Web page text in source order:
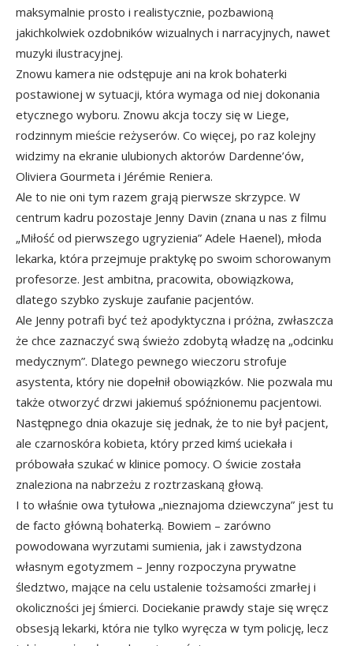
maksymalnie prosto i realistycznie, pozbawioną
jakichkolwiek ozdobników wizualnych i narracyjnych, nawet
muzyki ilustracyjnej.
Znowu kamera nie odstępuje ani na krok bohaterki
postawionej w sytuacji, która wymaga od niej dokonania
etycznego wyboru. Znowu akcja toczy się w Liege,
rodzinnym mieście reżyserów. Co więcej, po raz kolejny
widzimy na ekranie ulubionych aktorów Dardenne’ów,
Oliviera Gourmeta i Jérémie Reniera.
Ale to nie oni tym razem grają pierwsze skrzypce. W
centrum kadru pozostaje Jenny Davin (znana u nas z filmu
„Miłość od pierwszego ugryzienia” Adele Haenel), młoda
lekarka, która przejmuje praktykę po swoim schorowanym
profesorze. Jest ambitna, pracowita, obowiązkowa,
dlatego szybko zyskuje zaufanie pacjentów.
Ale Jenny potrafi być też apodyktyczna i próżna, zwłaszcza
że chce zaznaczyć swą świeżo zdobytą władzę na „odcinku
medycznym”. Dlatego pewnego wieczoru strofuje
asystenta, który nie dopełnił obowiązków. Nie pozwala mu
także otworzyć drzwi jakiemuś spóźnionemu pacjentowi.
Następnego dnia okazuje się jednak, że to nie był pacjent,
ale czarnoskóra kobieta, który przed kimś uciekała i
próbowała szukać w klinice pomocy. O świcie została
znaleziona na nabrzeżu z roztrzaskaną głową.
I to właśnie owa tytułowa „nieznajoma dziewczyna” jest tu
de facto główną bohaterką. Bowiem – zarówno
powodowana wyrzutami sumienia, jak i zawstydzona
własnym egotyzmem – Jenny rozpoczyna prywatne
śledztwo, mające na celu ustalenie tożsamości zmarłej i
okoliczności jej śmierci. Dociekanie prawdy staje się wręcz
obsesją lekarki, która nie tylko wyręcza w tym policję, lecz